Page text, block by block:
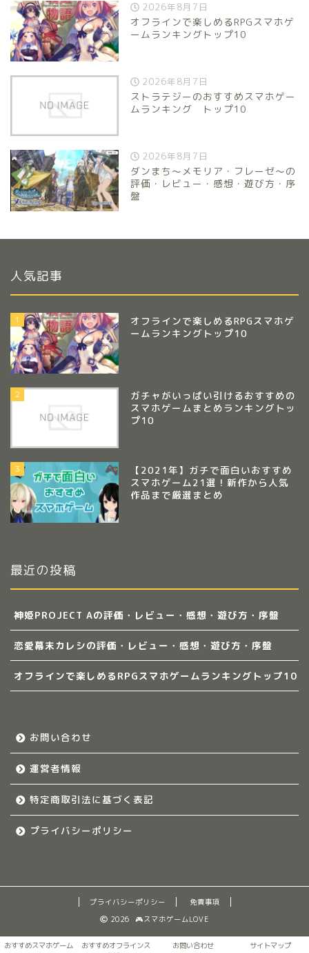
2026年8月7日
オフラインで楽しめるRPGスマホゲ
ームランキングトップ10
2026年8月7日
ストラテジーのおすすめスマホゲー
ムランキング トップ10
2026年8月7日
ダンまち～メモリア・フレーゼ～の
評価・レビュー・感想・遊び方・序
盤
人気記事
1
オフラインで楽しめるRPGスマホゲ
ームランキングトップ10
2
ガチャがいっぱい引けるおすすめの
スマホゲームまとめランキングトッ
プ10
3
【2021年】ガチで面白いおすすめ
スマホゲーム21選！新作から人気
作品まで厳選まとめ
最近の投稿
神姫PROJECT Aの評価・レビュー・感想・遊び方・序盤
恋愛幕末カレシの評価・レビュー・感想・遊び方・序盤
オフラインで楽しめるRPGスマホゲームランキングトップ10
お問い合わせ
運営者情報
特定商取引法に基づく表記
プライバシーポリシー
プライバシーポリシー
免責事項
2026 🎮スマホゲームLOVE
おすすめスマホゲーム
おすすめオフラインス
お問い合わせ サイトマップ